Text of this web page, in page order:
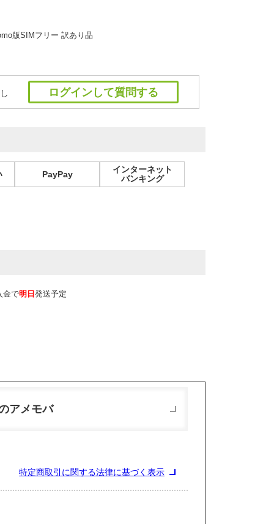
版SIMフリー 訳あり品
ログインして質問する
PayPay
インターネット
バンキング
金で明日 発送予定
アメモバ
特定商取引に関する法律に基づく表示